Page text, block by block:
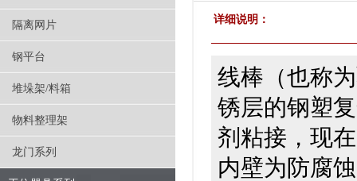
隔离网片
钢平台
堆垛架/料箱
物料整理架
龙门系列
详细说明：
线棒（也称
锈层的钢塑
剂粘接，现
内壁为防腐